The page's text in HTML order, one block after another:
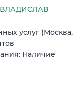
услуг (Москва,
Наличие